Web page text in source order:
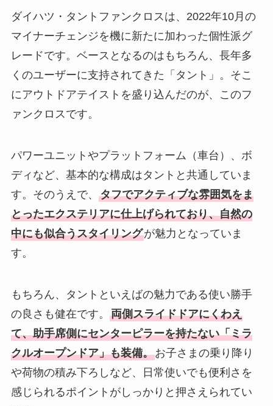
ダイハツ・タントファンクロスは、2022年10月の
マイナーチェンジを機に新たに加わった個性派グ
レードです。ベースとなるのはもちろん、長年多
くのユーザーに支持されてきた「タント」。そこ
にアウトドアテイストを盛り込んだのが、このフ
ァンクロスです。
パワーユニットやプラットフォーム（車台）、ボ
ディなど、基本的な構成はタントと共通していま
す。そのうえで、 タフでアクティブな雰囲気をま
とったエクステリアに仕上げられており、自然の
中にも似合うスタイリングが魅力となっていま
す。
もちろん、タントといえばの魅力である使い勝手
の良さも健在です。 両側スライドドアにくわえ
て、助手席側にセンターピラーを持たない「ミラ
クルオープンドア」も装備。お子さまの乗り降り
や荷物の積み下ろしなど、日常使いでも便利さを
感じられるポイントがしっかりと押さえられてい